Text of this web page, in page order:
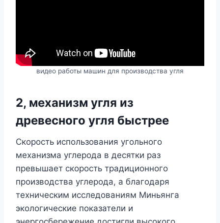
видео работы машин для производства угля
2, механизм угля из
древесного угля быстрее
Скорость использования угольного
механизма углерода в десятки раз
превышает скорость традиционного
производства углерода, а благодаря
техническим исследованиям Миньянга
экологические показатели и